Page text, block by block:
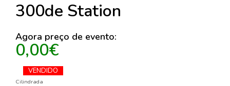
USADOS
MEDIA
CONTACTOS
300de Station
Agora preço de evento:
0,00€
VENDIDO
Cilindrada